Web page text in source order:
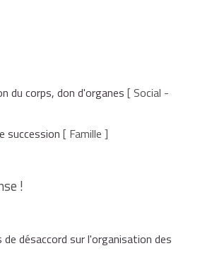
du corps, don d'organes [ Social -
succession [ Famille ]
!
de désaccord sur l'organisation des